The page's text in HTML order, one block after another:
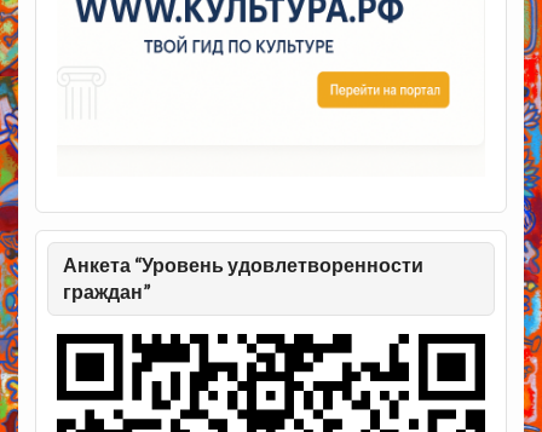
Анкета “Уровень удовлетворенности
граждан”